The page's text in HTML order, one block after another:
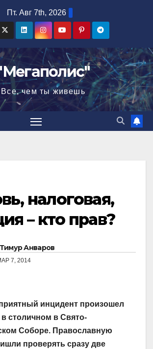
Пт. Авг 7th, 2026
Все, чем ты живешь
налоговая,
– кто прав?
Тимур Анваров
7, 2014
инцидент произошел
в столичном в Свято-
Соборе. Православную
проверять сразу две